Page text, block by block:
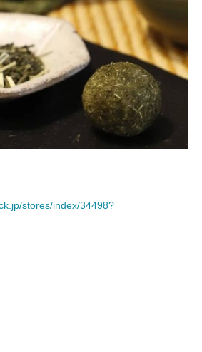
stores/index/34498?